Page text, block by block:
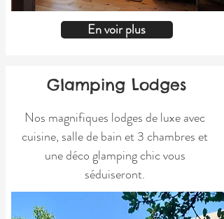
En voir plus
Glamping Lodges
Nos magnifiques lodges de luxe avec
cuisine, salle de bain et 3 chambres et
une déco glamping chic vous
séduiseront.